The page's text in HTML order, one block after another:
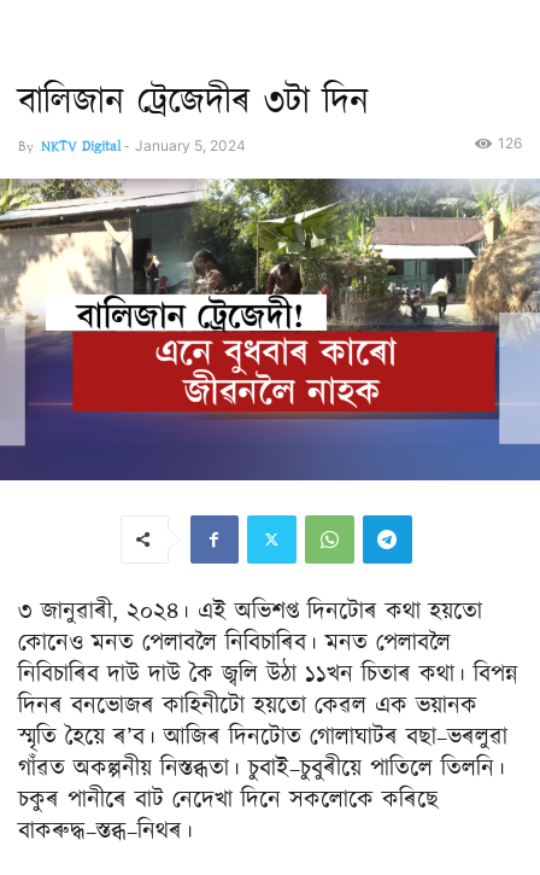
বালিজান ট্ৰেজেদীৰ ৩টা দিন
By NKTV Digital- January 5, 2024 126
৩ জানুৱাৰী, ২০২৪। এই অভিশপ্ত দিনটোৰ কথা হয়তো
কোনেও মনত পেলাবলৈ নিবিচাৰিব। মনত পেলাবলৈ
নিবিচাৰিব দাউ দাউ কৈ জ্বলি উঠা ১১খন চিতাৰ কথা। বিপন্ন
দিনৰ বনভোজৰ কাহিনীটো হয়তো কেৱল এক ভয়ানক
স্মৃতি হৈয়ে ৰ’ব। আজিৰ দিনটোত গোলাঘাটৰ বছা–ভৰলুৱা
গাঁৱত অকল্পনীয় নিস্তব্ধতা। চুবাই–চুবুৰীয়ে পাতিলে তিলনি।
চকুৰ পানীৰে বাট নেদেখা দিনে সকলোকে কৰিছে
বাকৰুদ্ধ–স্তব্ধ–নিথৰ।